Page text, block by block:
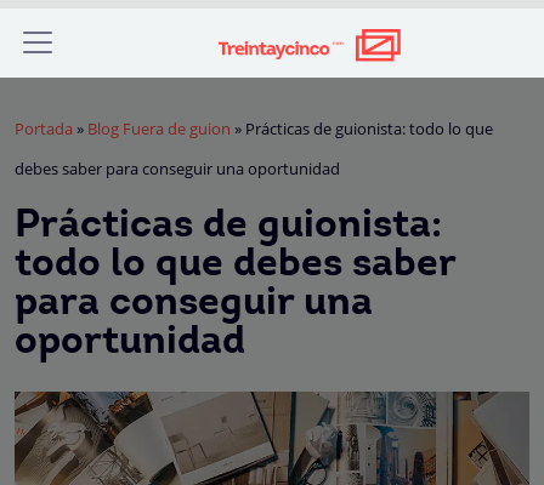
Portada » Blog Fuera de guion » Prácticas de guionista: todo lo que
debes saber para conseguir una oportunidad
Prácticas de guionista:
todo lo que debes saber
para conseguir una
oportunidad